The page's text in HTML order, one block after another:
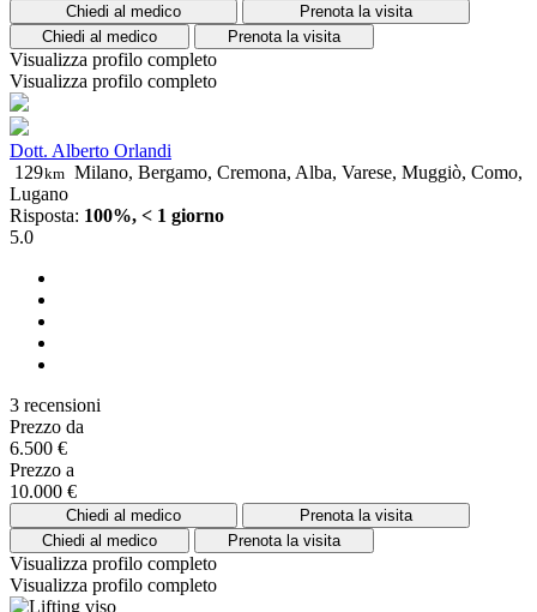
Chiedi al medico
Prenota la visita
Chiedi al medico
Prenota la visita
Visualizza profilo completo
Visualizza profilo completo
Dott. Alberto Orlandi
129km Milano, Bergamo, Cremona, Alba, Varese, Muggiò, Como,
Lugano
Risposta: 100%, < 1 giorno
5.0
3 recensioni
Prezzo da
6.500 €
Prezzo a
10.000 €
Chiedi al medico
Prenota la visita
Chiedi al medico
Prenota la visita
Visualizza profilo completo
Visualizza profilo completo